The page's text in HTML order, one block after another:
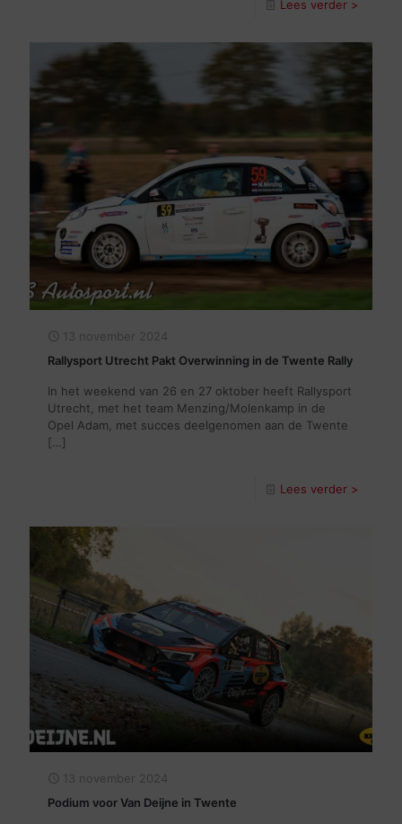
Lees verder >
13 november 2024
Rallysport Utrecht Pakt Overwinning in de Twente Rally
In het weekend van 26 en 27 oktober heeft Rallysport
Utrecht, met het team Menzing/Molenkamp in de
Opel Adam, met succes deelgenomen aan de Twente
[…]
Lees verder >
13 november 2024
Podium voor Van Deijne in Twente